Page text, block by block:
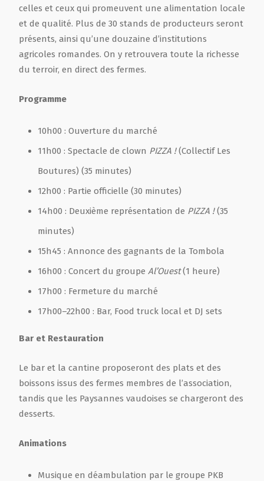
celles et ceux qui promeuvent une alimentation locale
et de qualité. Plus de 30 stands de producteurs seront
présents, ainsi qu’une douzaine d’institutions
agricoles romandes. On y retrouvera toute la richesse
du terroir, en direct des fermes.
Programme
10h00 : Ouverture du marché
11h00 : Spectacle de clown PIZZA !(Collectif Les
Boutures) (35 minutes)
12h00 : Partie officielle (30 minutes)
14h00 : Deuxième représentation de PIZZA !(35
minutes)
15h45 : Annonce des gagnants de la Tombola
16h00 : Concert du groupe Al’Ouest(1 heure)
17h00 : Fermeture du marché
17h00–22h00 : Bar, Food truck local et DJ sets
Bar et Restauration
Le bar et la cantine proposeront des plats et des
boissons issus des fermes membres de l’association,
tandis que les Paysannes vaudoises se chargeront des
desserts.
Animations
Musique en déambulation par le groupe PKB